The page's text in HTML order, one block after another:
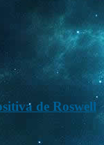
de Roswell